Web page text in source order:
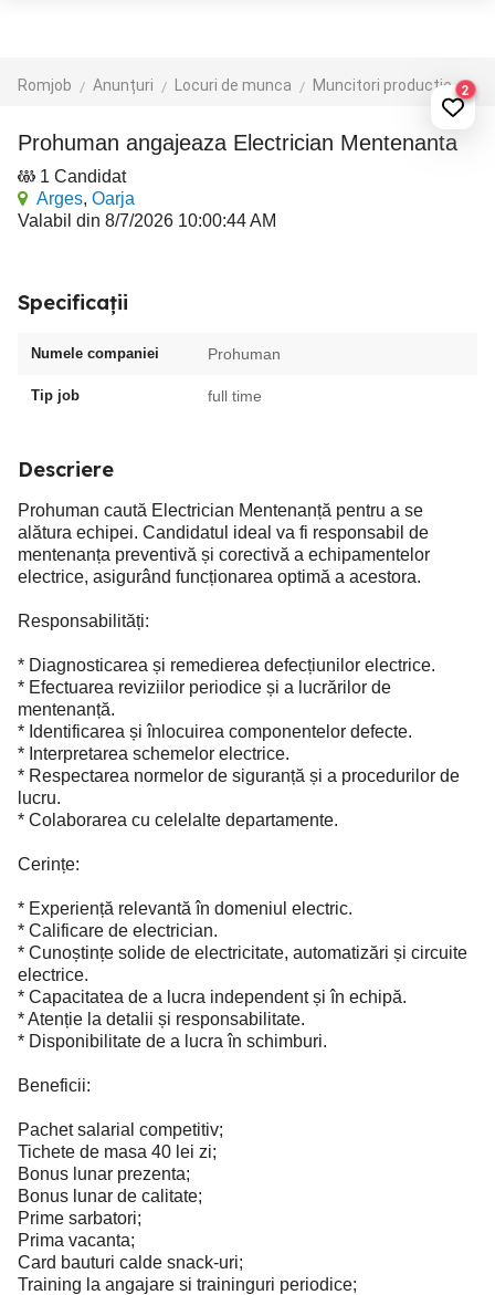
Romjob Anunțuri Locuri de munca Muncitori productie - depozit - logistica2
Prohuman angajeaza Electrician Mentenanta
1 Candidat
Arges, Oarja
Valabil din 8/7/2026 10:00:44 AM
Specificații
Numele companiei Prohuman
Tip job full time
Descriere
Prohuman caută Electrician Mentenanță pentru a se
alătura echipei. Candidatul ideal va fi responsabil de
mentenanța preventivă și corectivă a echipamentelor
electrice, asigurând funcționarea optimă a acestora.
Responsabilități:
* Diagnosticarea și remedierea defecțiunilor electrice.
* Efectuarea reviziilor periodice și a lucrărilor de
mentenanță.
* Identificarea și înlocuirea componentelor defecte.
* Interpretarea schemelor electrice.
* Respectarea normelor de siguranță și a procedurilor de
lucru.
* Colaborarea cu celelalte departamente.
Cerințe:
* Experiență relevantă în domeniul electric.
* Calificare de electrician.
* Cunoștințe solide de electricitate, automatizări și circuite
electrice.
* Capacitatea de a lucra independent și în echipă.
* Atenție la detalii și responsabilitate.
* Disponibilitate de a lucra în schimburi.
Beneficii:
Pachet salarial competitiv;
Tichete de masa 40 lei zi;
Bonus lunar prezenta;
Bonus lunar de calitate;
Prime sarbatori;
Prima vacanta;
Card bauturi calde snack-uri;
Training la angajare si traininguri periodice;